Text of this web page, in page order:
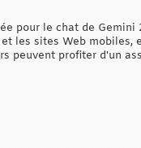
pour le chat de Gemini
les sites Web mobiles,
peuvent profiter d'un